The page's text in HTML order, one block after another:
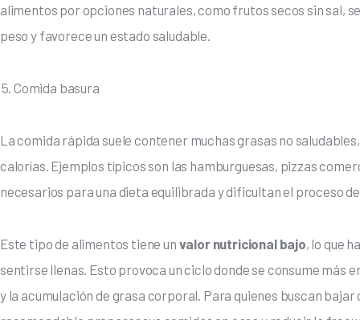
alimentos por opciones naturales, como frutos secos sin sal,
peso y favorece un estado saludable.
Comida basura
La comida rápida suele contener muchas grasas no
calorías. Ejemplos típicos son las hamburguesas, pizzas
necesarios para una dieta equilibrada y dificultan el proceso
Este tipo de alimentos tiene un valor nutricional bajo, lo que
sentirse llenas. Esto provoca un ciclo donde se consume más
y la acumulación de grasa corporal. Para quienes buscan